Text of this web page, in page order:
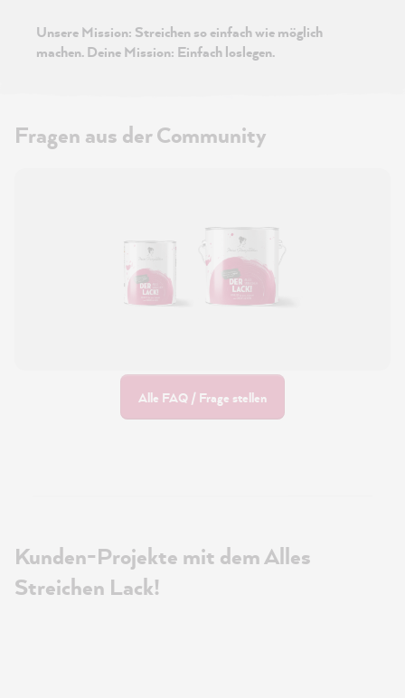
Unsere Mission: Streichen so einfach wie möglich
machen. Deine Mission: Einfach loslegen.
Fragen aus der Community
Alle FAQ / Frage stellen
Kunden-Projekte mit dem Alles
Streichen Lack!